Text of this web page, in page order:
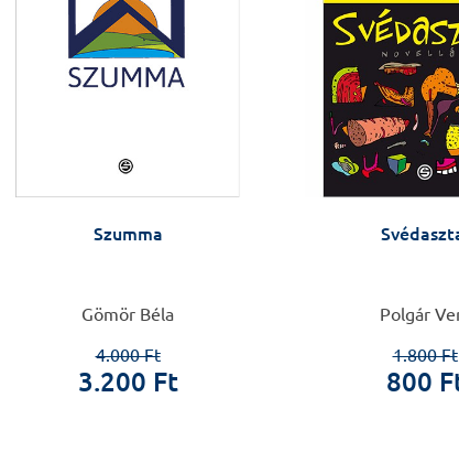
Szumma
Gömör Béla
4.000 Ft
3.200 Ft
Polgár
1.800 Ft
800